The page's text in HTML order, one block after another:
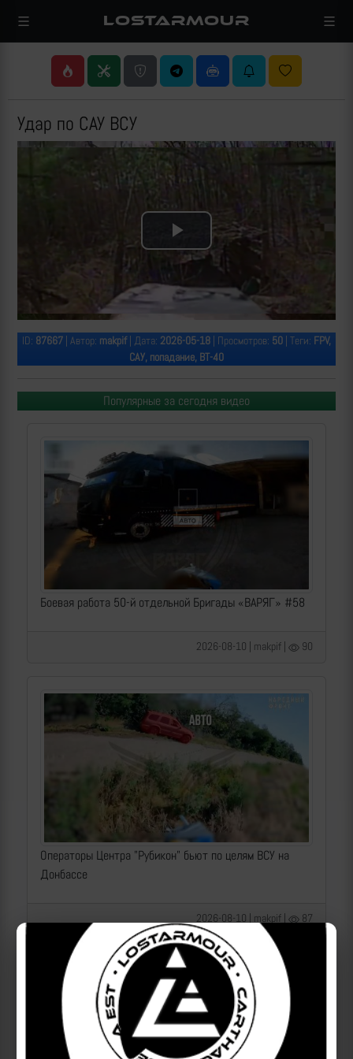
LOSTARMOUR
Удар по САУ ВСУ
Play
Video
ID: 87667 | Автор: makpif| Дата: 2026-05-18 | Просмотров: 50 | Теги: FPV,
САУ, попадание, ВТ-40
Популярные за сегодня видео
Боевая работа 50-й отдельной Бригады «ВАРЯГ» #58
2026-08-10 | makpif | 90
Операторы Центра "Рубикон" бьют по целям ВСУ на
Донбассе
2026-08-10 | makpif | 87